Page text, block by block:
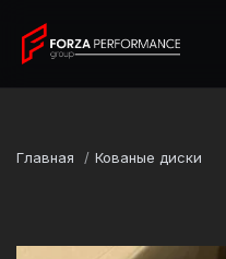
Главная Кованые диски